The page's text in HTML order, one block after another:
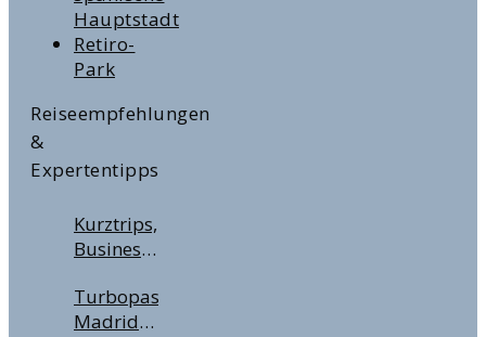
Hauptstadt
Retiro-
Park
Reiseempfehlungen
&
Expertentipps
Kurztrips,
Business
Handgepäckregeln:
Wichtige
Turbopass
Madrid –